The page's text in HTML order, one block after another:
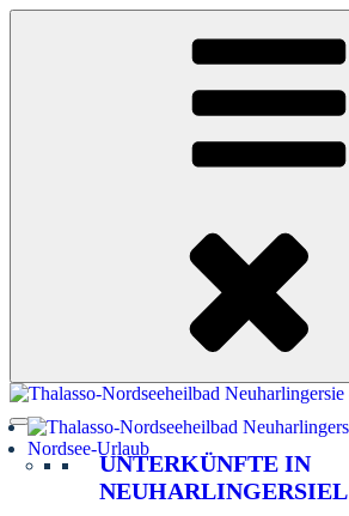
Zum
Nordsee-Urlaub
UNTERKÜNFTE IN
NEUHARLINGERSIEL